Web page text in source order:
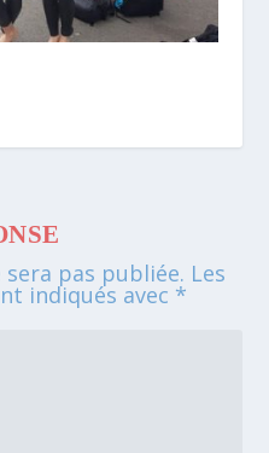
pas publiée. Les
indiqués avec *